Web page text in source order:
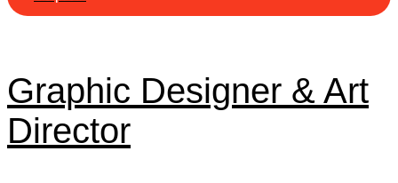
Graphic Designer & Art
Director